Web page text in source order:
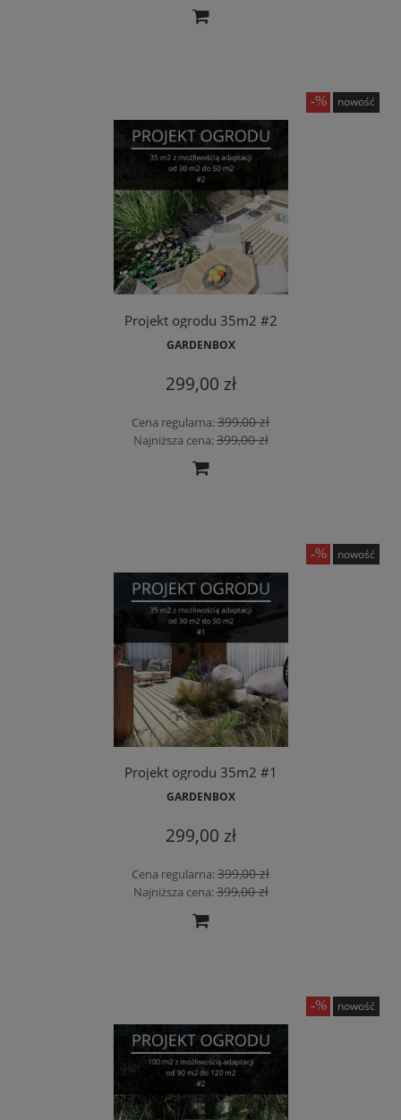
Projekt ogrodu 35m2 #2
GARDENBOX
299,00 zł
Cena regularna:399,00 zł
Najniższa cena:399,00 zł
nowość
Projekt ogrodu 35m2 #1
GARDENBOX
299,00 zł
Cena regularna:399,00 zł
Najniższa cena:399,00 zł
nowość
nowość